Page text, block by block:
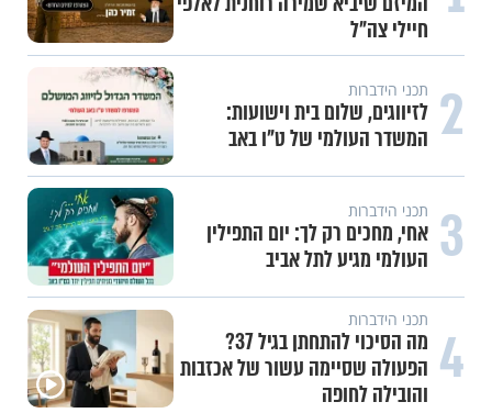
חיילי צה"ל
2 תכני הידברות
לזיווגים, שלום בית וישועות:
המשדר העולמי של ט"ו באב
3 תכני הידברות
אחי, מחכים רק לך: יום התפילין
העולמי מגיע לתל אביב
4 תכני הידברות
מה הסיכוי להתחתן בגיל 37?
הפעולה שסיימה עשור של אכזבות
והובילה לחופה